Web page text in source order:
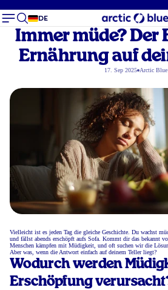
DE
Immer müde? Der
Ernährung auf
17. Sep 2025 Arctic Blue
Vielleicht ist es jeden Tag die gleiche Geschichte. Du wachst
und fällst abends erschöpft aufs Sofa. Kommt dir das bekannt
Menschen kämpfen mit Müdigkeit, und oft suchen wir die
Aber was, wenn die Antwort einfach auf deinem Teller liegt?
Wodurch werden
Erschöpfung